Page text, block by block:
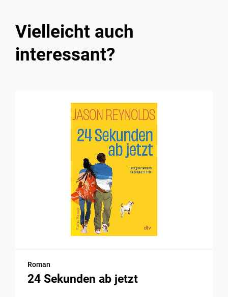
Vielleicht auch
interessant?
Roman
24 Sekunden ab jetzt